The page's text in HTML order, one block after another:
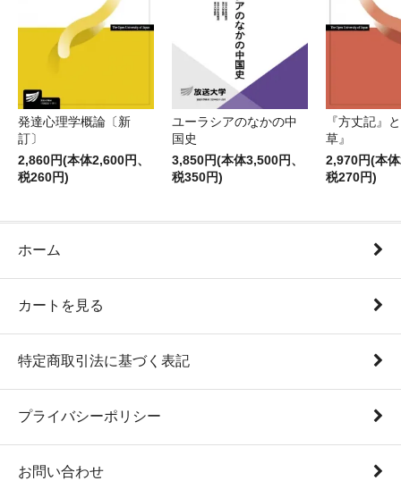
発達心理学概論〔新
訂〕
2,860円(本体2,600円、
税260円)
ユーラシアのなかの中
国史
3,850円(本体3,500円、
税350円)
『方丈記』
草』
2,970円(本
税270円)
ホーム
カートを見る
特定商取引法に基づく表記
プライバシーポリシー
お問い合わせ